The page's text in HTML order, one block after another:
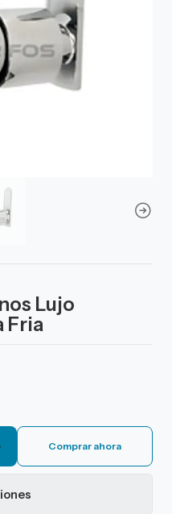
Lujo
Fria
Comprar ahora